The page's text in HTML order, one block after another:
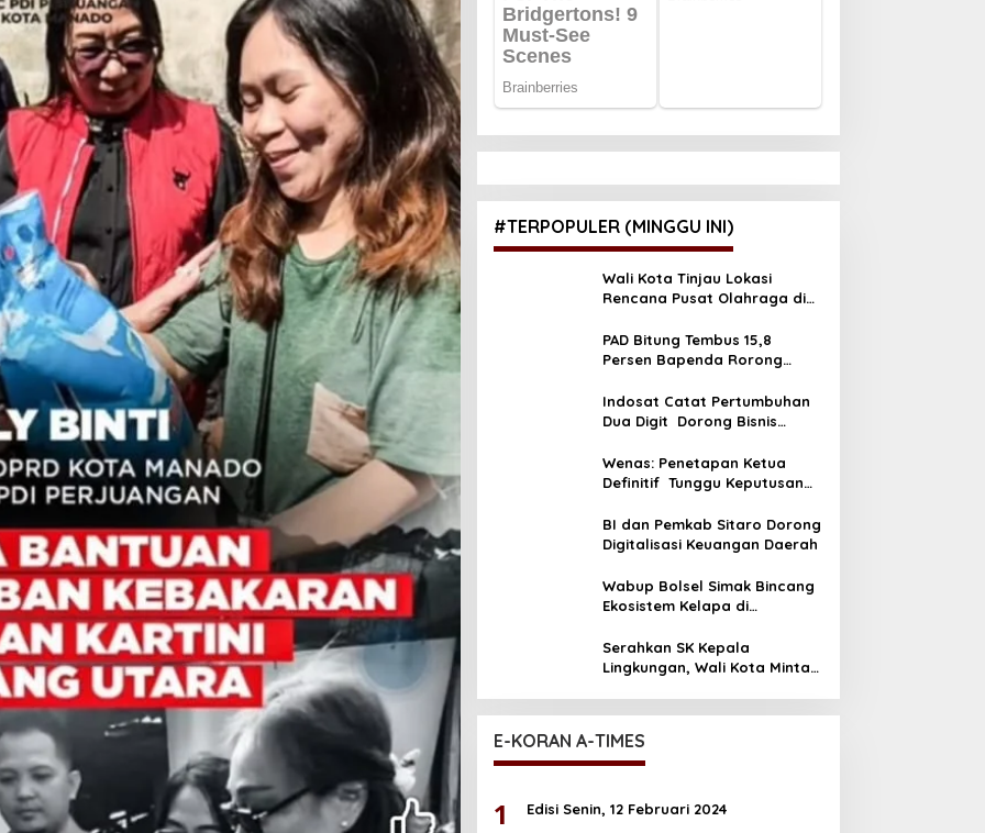
#TERPOPULER (MINGGU INI)
Wali Kota Tinjau Lokasi
Rencana Pusat Olahraga di
PAD Bitung Tembus 15,8
Persen Bapenda Rorong
Target
Indosat Catat Pertumbuhan
Dua Digit Dorong Bisnis
Wenas: Penetapan Ketua
Definitif Tunggu Keputusan
BI dan Pemkab Sitaro Dorong
Digitalisasi Keuangan Daerah
Wabup Bolsel Simak Bincang
Ekosistem Kelapa di
Sulut
Serahkan SK Kepala
Lingkungan, Wali Kota Minta
E-KORAN A-TIMES
1 Edisi Senin, 12 Februari 2024